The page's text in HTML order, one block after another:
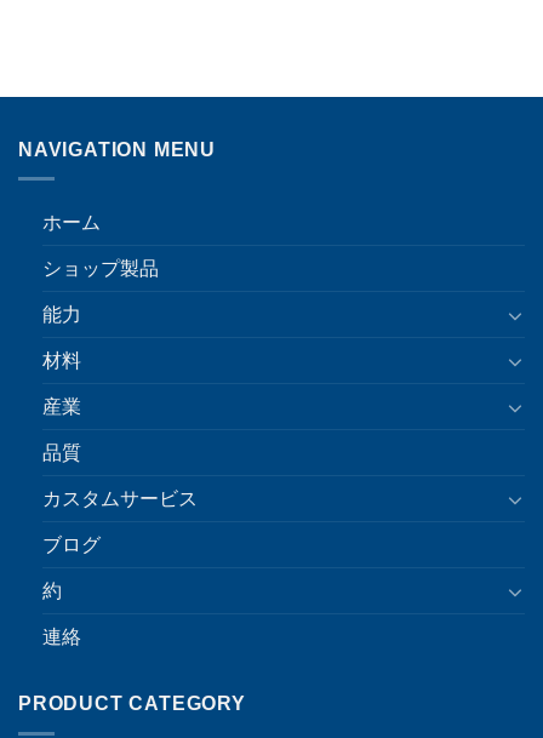
NAVIGATION MENU
ホーム
ショップ製品
能力
材料
産業
品質
カスタムサービス
ブログ
約
連絡
PRODUCT CATEGORY